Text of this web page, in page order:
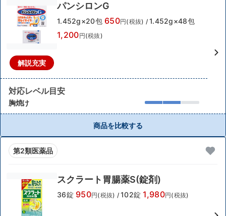
解説充実
パンシロンG
1.452g×20包 650円(税抜) / 1.452g×48包
1,200円(税抜)
対応レベル目安
胸焼け
商品を比較する
第2類医薬品
スクラート胃腸薬S(錠剤)
36錠 950円(税抜) / 102錠 1,980円(税抜)